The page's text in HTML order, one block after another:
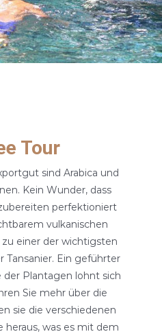
Tour
sind Arabica und
Kein Wunder, dass
perfektioniert
vulkanischen
einer der wichtigsten
Tansanier. Ein geführter
Plantagen lohnt sich
Sie mehr über die
sie die verschiedenen
heraus, was es mit dem